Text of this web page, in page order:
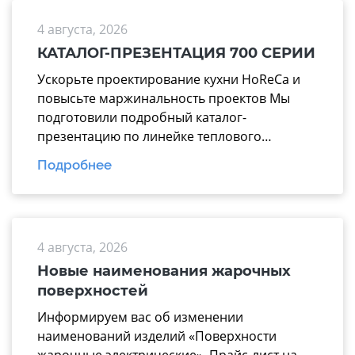
сотрудничество.
4 августа, 2026
КАТАЛОГ-ПРЕЗЕНТАЦИЯ 700 СЕРИИ
Ускорьте проектирование кухни HoReCa и
повысьте маржинальность проектов Мы
подготовили подробный каталог-
презентацию по линейке теплового
оборудования 700 серии производства
завода «Марихолодмаш». Этот материал
поможет вашим менеджерам тратить
надежные технологические линии, где все
модули работают по единому стандарту. В
презентацию вошли ключевые модули для
эффективной комплектации горячего […]
Подробнее
4 августа, 2026
Новые наименования жарочных
поверхностей
Информируем вас об изменении
наименований изделий «Поверхности